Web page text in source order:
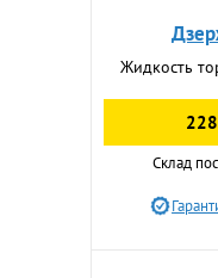
Жидкость
Склад